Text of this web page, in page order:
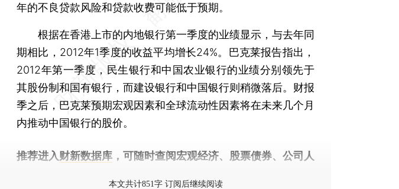
年的不良贷款风险和贷款收费可能低于预期。
根据在香港上市的内地银行第一季度的业绩显示，与去年同
期相比，2012年1季度的收益平均增长24%。巴克莱报告指出，
2012年第一季度，民生银行和中国农业银行的业绩分别领先于
其股份制和国有银行，而建设银行和中国银行则稍微落后。财报
季之后，巴克莱预期宏观因素和全球流动性因素将在未来几个月
内推动中国银行的股价。
推荐进入财新数据库 ，可随时查阅宏观经济、股票债券、公司人
本文共计851字 订阅后继续阅读